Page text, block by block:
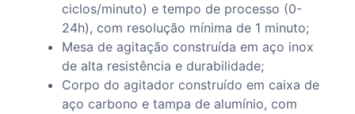
ciclos/minuto) e tempo de processo (0-
24h), com resolução mínima de 1 minuto;
Mesa de agitação construída em aço inox
de alta resistência e durabilidade;
Corpo do agitador construído em caixa de
aço carbono e tampa de alumínio, com